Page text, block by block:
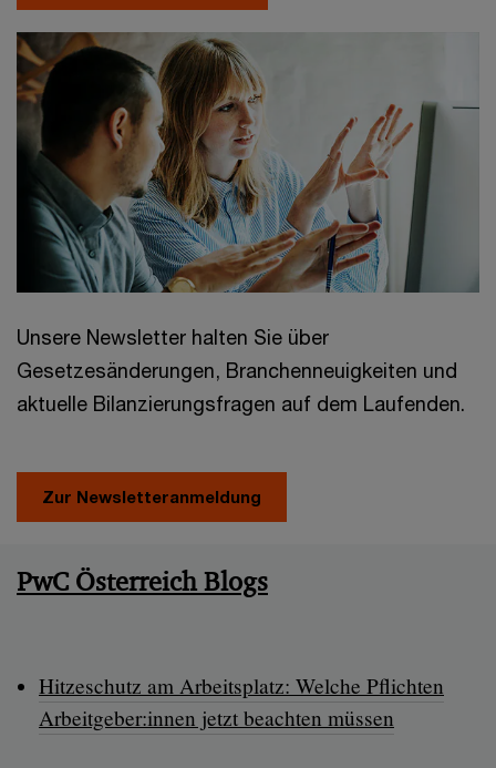
Unsere Newsletter halten Sie über
Gesetzesänderungen, Branchenneuigkeiten und
aktuelle Bilanzierungsfragen auf dem Laufenden.
Zur Newsletteranmeldung
PwC Österreich Blogs
Hitzeschutz am Arbeitsplatz: Welche Pflichten
Arbeitgeber:innen jetzt beachten müssen